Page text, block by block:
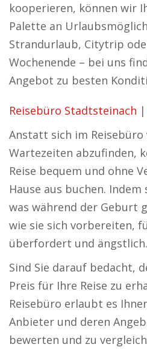
kooperieren, können wir
Palette an
Strandurlaub, Citytrip
Wochenende – bei uns
Angebot zu besten
Reisebüro Stadtsteinach |
Anstatt sich im
Wartezeiten abzufinden,
Reise bequem und ohne
Hause aus buchen.
was während der Geburt
wie sie sich vorbereiten,
überfordert und ängstlich.
Sind Sie darauf bedacht,
Preis für Ihre Reise zu
Reisebüro erlaubt es
Anbieter und deren
bewerten und zu